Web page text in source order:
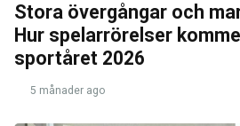
Stora övergångar och
Hur spelarrörelser
sportåret 2026
5 månader ago